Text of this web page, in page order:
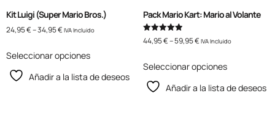
Kit Luigi (Super Mario Bros.)
24,95€–34,95€ IVA Incluido
Seleccionar opciones
Añadir a la lista de deseos
Pack Mario Kart: Mario al Volante
Valorado
con
44,95€–59,95€ IVA Incluido
Seleccionar opciones
Añadir a la lista de deseos